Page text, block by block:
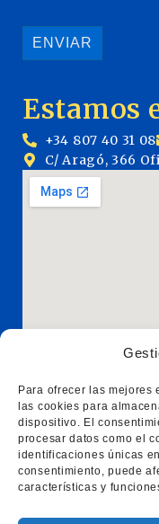
Para ofrecer las
las cookies para
dispositivo. El
procesar datos como el
identificaciones únicas
consentimiento, puede
características y
Estamos
+34 807 40 31 08
C/ Aragó, 366